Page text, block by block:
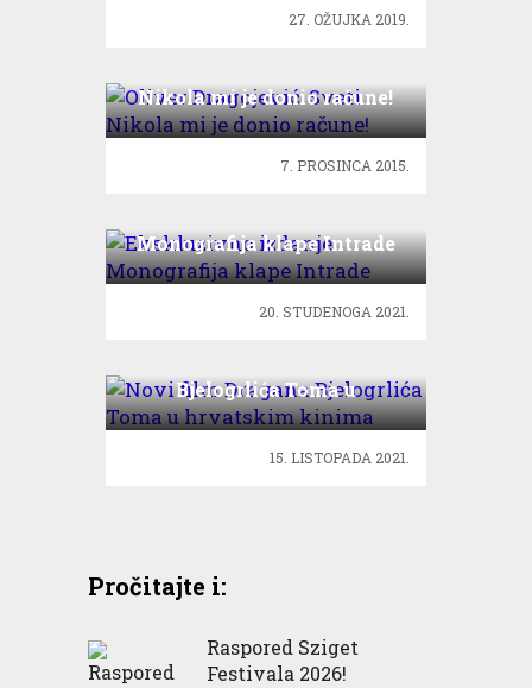
27. OŽUJKA 2019.
Nikola mi je donio račune!
7. PROSINCA 2015.
Monografija klape Intrade
20. STUDENOGA 2021.
Bjelogrlića Toma u
hrvatskim kinima
15. LISTOPADA 2021.
Pročitajte i:
Raspored Sziget
Festivala 2026!